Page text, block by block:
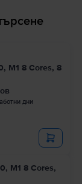
M1 8 Cores, 8
дни
M1 8 Cores,